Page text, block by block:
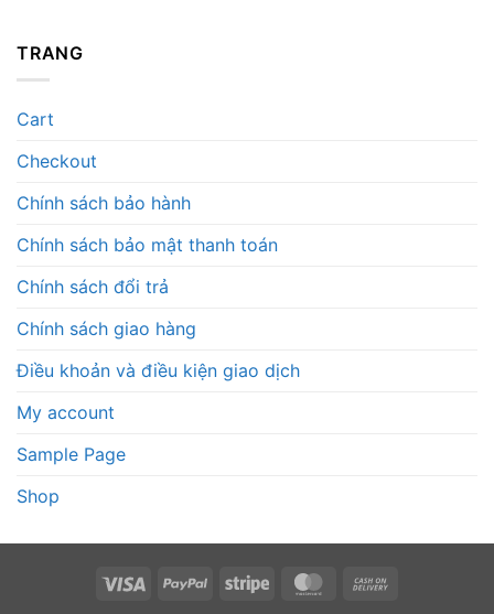
TRANG
Cart
Checkout
Chính sách bảo hành
Chính sách bảo mật thanh toán
Chính sách đổi trả
Chính sách giao hàng
Điều khoản và điều kiện giao dịch
My account
Sample Page
Shop
Visa PayPal Stripe MasterCard